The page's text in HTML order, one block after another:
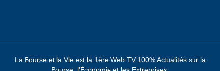
La Bourse et la Vie est la 1ère Web TV 100% Actualités sur la
Bourse, l'Économie et les Entreprises.